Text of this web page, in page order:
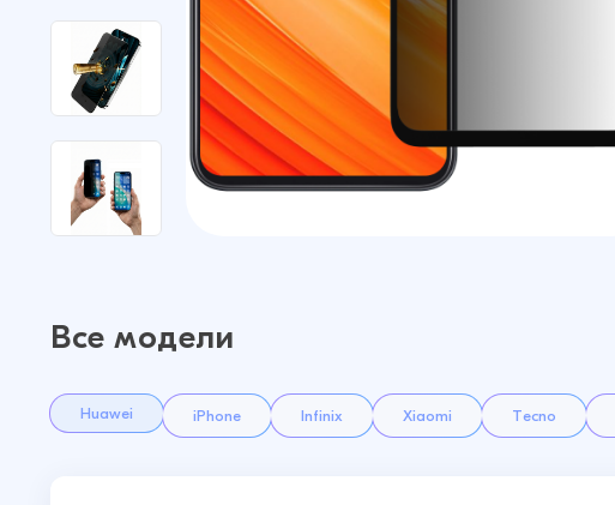
Все модели
Huawei iPhone Infinix Xiaomi Tecno